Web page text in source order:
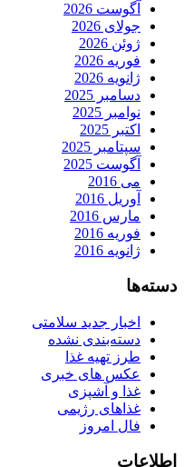
آگوست 2026
جولای 2026
ژوئن 2026
فوریه 2026
ژانویه 2026
دسامبر 2025
نوامبر 2025
اکتبر 2025
سپتامبر 2025
آگوست 2025
می 2016
آوریل 2016
مارس 2016
فوریه 2016
ژانویه 2016
دسته‌ها
اخبار جدید سلامتی
دسته‌بندی نشده
طرز تهیه غذا
عکس های خبری
غذا و آشپزی
غذاهای رژیمی
فال امروز
اطلاعات